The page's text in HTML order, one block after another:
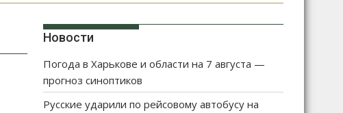
Новости
Погода в Харькове и области на 7 августа —
прогноз синоптиков
Русские ударили по рейсовому автобусу на